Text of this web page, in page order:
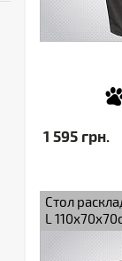
1 595 грн.
Стол
L